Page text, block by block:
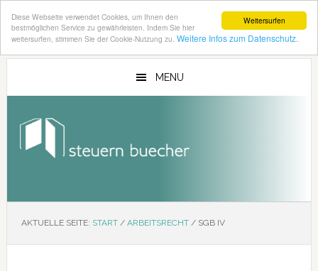
Weitersurfen
Diese Webseite verwendet Cookies, um Ihnen den
bestmöglichen Service zu gewährleisten. Indem Sie hier
weitersurfen, stimmen Sie der Cookie-Nutzung zu. Weitere Infos zum Datenschutz.
Zum
Zur
MENU
AKTUELLE SEITE: START / ARBEITSRECHT /SGB IV